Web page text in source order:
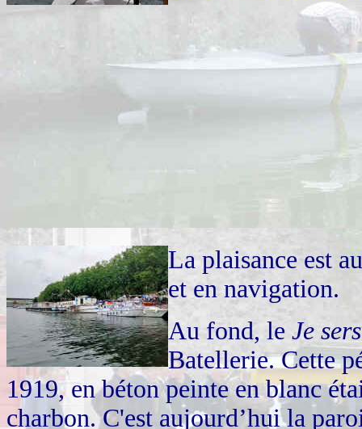
La plaisance est
et en navigation.
Au fond, le Je sers
Batellerie. Cette
1919, en béton peinte en blanc
charbon. C'est aujourd’hui la